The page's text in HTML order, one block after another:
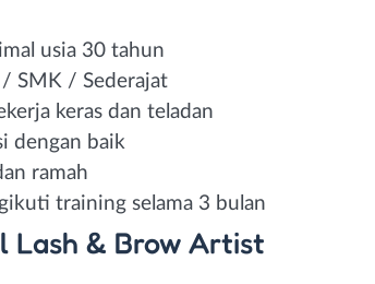
usia 30 tahun
SMK / Sederajat
keras dan teladan
dengan baik
ramah
training selama 3 bulan
Lash & Brow Artist